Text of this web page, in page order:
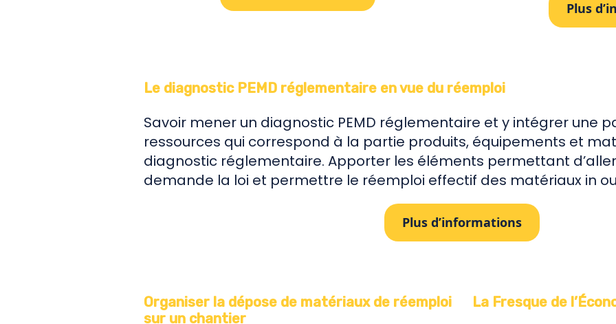
Plus
Le diagnostic PEMD réglementaire en vue du réemploi
Savoir mener un diagnostic PEMD réglementaire et y intégrer une
ressources qui correspond à la partie produits, équipements et
diagnostic réglementaire. Apporter les éléments permettant
demande la loi et permettre le réemploi effectif des matériaux in
Plus d’informations
Organiser la dépose de matériaux de réemploi
sur un chantier
La Fresque de